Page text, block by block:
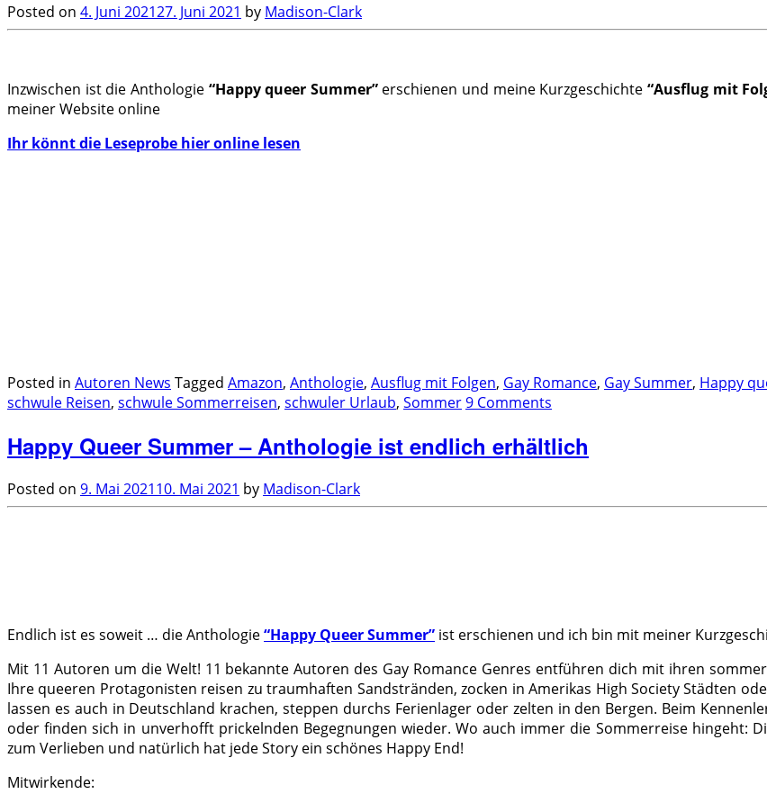
Posted on 4. Juni 202127. Juni 2021 by Madison-Clark
Inzwischen ist die Anthologie “Happy queer Summer”erschienen und meine Kurzgeschichte“Ausflug mit
meiner Website online
Ihr könnt die Leseprobe hier online lesen
Posted in Autoren News Tagged Amazon, Anthologie, Ausflug mit Folgen, Gay Romance, Gay Summer, Happy
schwule Reisen, schwule Sommerreisen, schwuler Urlaub, Sommer9 Comments
Happy Queer Summer – Anthologie ist endlich erhältlich
Posted on 9. Mai 202110. Mai 2021 by Madison-Clark
Endlich ist es soweit … die Anthologie“Happy Queer Summer” ist erschienen und ich bin mit meiner
Mit 11 Autoren um die Welt! 11 bekannte Autoren des Gay Romance Genres entführen dich mit ihren
Ihre queeren Protagonisten reisen zu traumhaften Sandstränden, zocken in Amerikas High Society Städten
lassen es auch in Deutschland krachen, steppen durchs Ferienlager oder zelten in den Bergen. Beim
oder finden sich in unverhofft prickelnden Begegnungen wieder. Wo auch immer die Sommerreise hingeht:
zum Verlieben und natürlich hat jede Story ein schönes Happy End!
Mitwirkende: